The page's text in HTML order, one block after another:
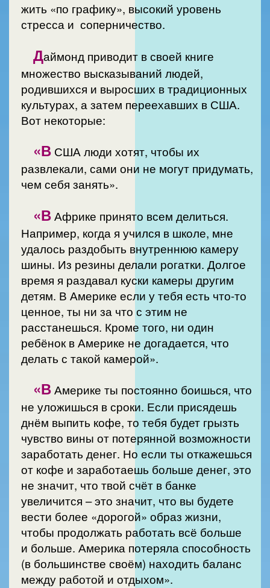
жить «по графику», высокий уровень
стресса и соперничество.
Даймонд приводит в своей книге
множество высказываний людей,
родившихся и выросших в традиционных
культурах, а затем переехавших в США.
Вот некоторые:
«В США люди хотят, чтобы их
развлекали, сами они не могут придумать,
чем себя занять».
«ВАфрике принято всем делиться.
Например, когда я учился в школе, мне
удалось раздобыть внутреннюю камеру
шины. Из резины делали рогатки. Долгое
время я раздавал куски камеры другим
детям. В Америке если у тебя есть что-то
ценное, ты ни за что с этим не
расстанешься. Кроме того, ни один
ребёнок в Америке не догадается, что
делать с такой камерой».
«ВАмерике ты постоянно боишься, что
не уложишься в сроки. Если присядешь
днём выпить кофе, то тебя будет грызть
чувство вины от потерянной возможности
заработать денег. Но если ты откажешься
от кофе и заработаешь больше денег, это
не значит, что твой счёт в банке
увеличится – это значит, что вы будете
вести более «дорогой» образ жизни,
чтобы продолжать работать всё больше
и больше. Америка потеряла способность
(в большинстве своём) находить баланс
между работой и отдыхом».